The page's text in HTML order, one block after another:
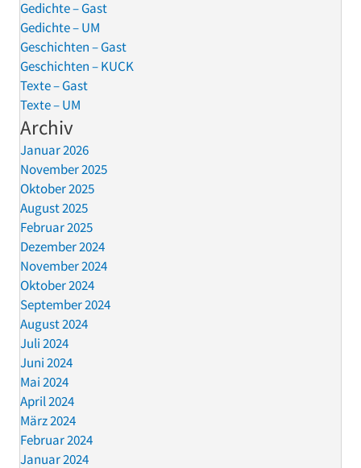
Gedichte – Gast
Gedichte – UM
Geschichten – Gast
Geschichten – KUCK
Texte – Gast
Texte – UM
Archiv
Januar 2026
November 2025
Oktober 2025
August 2025
Februar 2025
Dezember 2024
November 2024
Oktober 2024
September 2024
August 2024
Juli 2024
Juni 2024
Mai 2024
April 2024
März 2024
Februar 2024
Januar 2024